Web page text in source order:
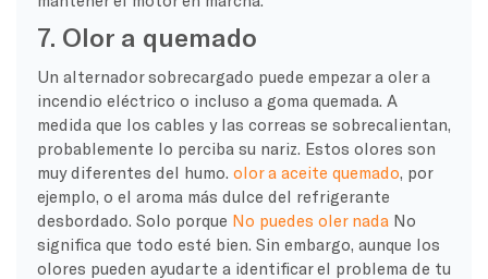
7. Olor a quemado
Un alternador sobrecargado puede empezar a oler a
incendio eléctrico o incluso a goma quemada. A
medida que los cables y las correas se sobrecalientan,
probablemente lo perciba su nariz. Estos olores son
muy diferentes del humo. olor a aceite quemado , por
ejemplo, o el aroma más dulce del refrigerante
desbordado. Solo porque No puedes oler nada No
significa que todo esté bien. Sin embargo, aunque los
olores pueden ayudarte a identificar el problema de tu